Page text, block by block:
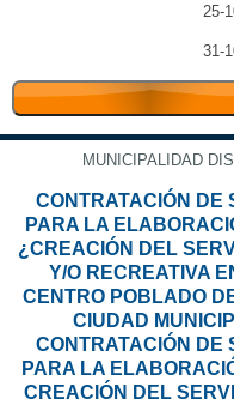
25-
31-
MUNICIPALIDAD
CONTRATACIÓN DE
PARA LA
¿CREACIÓN DEL
Y/O RECREATIVA
CENTRO POBLADO
CIUDAD
CONTRATACIÓN DE
PARA LA
CREACIÓN DEL